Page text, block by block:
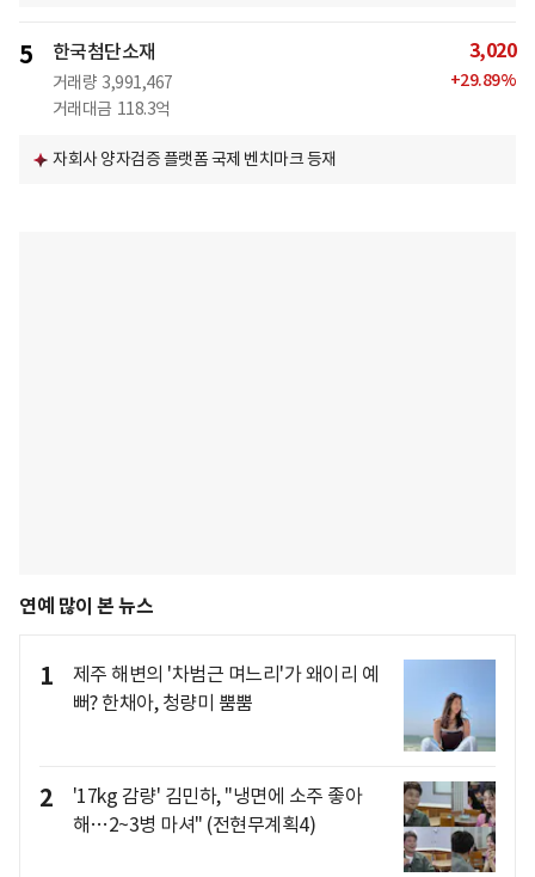
5 한국첨단소재
거래량 3,991,467
거래대금 118.3억
3,020
+29.89%
자회사 양자검증 플랫폼 국제 벤치마크 등재
연예 많이 본 뉴스
1
제주 해변의 '차범근 며느리'가 왜이리 예
뻐? 한채아, 청량미 뿜뿜
2
'17kg 감량' 김민하, "냉면에 소주 좋아
해…2~3병 마셔" (전현무계획4)